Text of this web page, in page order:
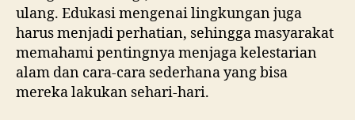
ulang. Edukasi mengenai lingkungan juga
harus menjadi perhatian, sehingga masyarakat
memahami pentingnya menjaga kelestarian
alam dan cara-cara sederhana yang bisa
mereka lakukan sehari-hari.